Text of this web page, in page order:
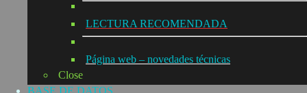
LECTURA RECOMENDADA
Página web – novedades técnicas
Close
BASE DE DATOS